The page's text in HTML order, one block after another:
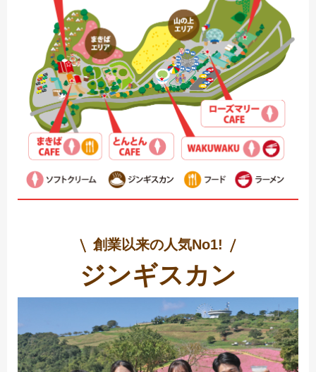
創業以来の人気No1!
ジンギスカン